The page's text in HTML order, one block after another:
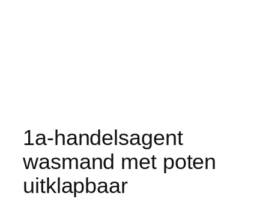
1a-handelsagent
wasmand met poten
uitklapbaar